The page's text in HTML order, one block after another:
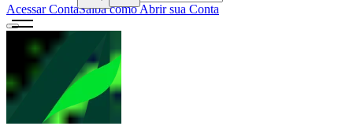
Acessar ContaSaiba como Abrir sua Conta